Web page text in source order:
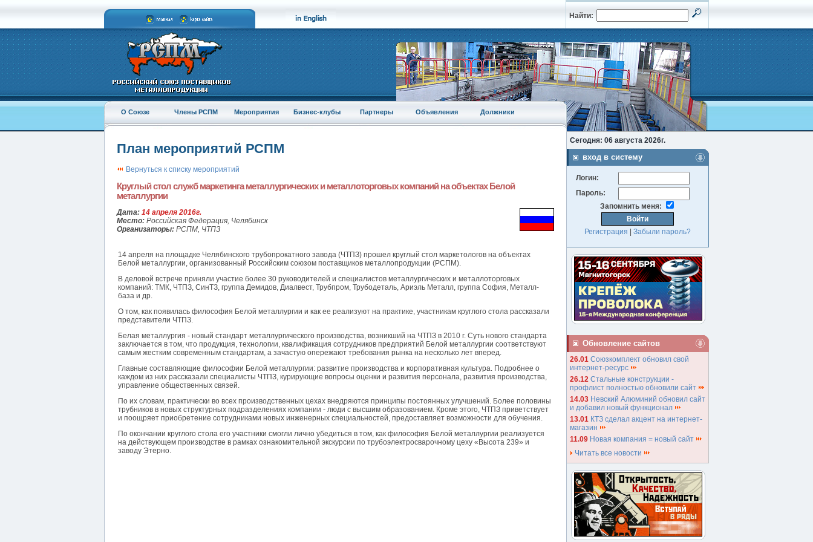
Найти:
О Союзе Члены РСПМ Мероприятия Бизнес-клубы Партнеры Объявления Должники
План мероприятий РСПМ
Вернуться к списку мероприятий
Круглый стол служб маркетинга металлургических и металлоторговых компаний на объектах Белой
металлургии
Дата: 14 апреля 2016г.
Место: Российская Федерация, Челябинск
Организаторы: РСПМ, ЧТПЗ
14 апреля на площадке Челябинского трубопрокатного завода (ЧТПЗ) прошел круглый стол маркетологов на объектах
Белой металлургии, организованный Российским союзом поставщиков металлопродукции (РСПМ).
В деловой встрече приняли участие более 30 руководителей и специалистов металлургических и металлоторговых
компаний: ТМК, ЧТПЗ, СинТЗ, группа Демидов, Диалвест, Трубпром, Трубодеталь, Ариэль Металл, группа София, Металл-
база и др.
О том, как появилась философия Белой металлургии и как ее реализуют на практике, участникам круглого стола рассказали
представители ЧТПЗ.
Белая металлургия - новый стандарт металлургического производства, возникший на ЧТПЗ в 2010 г. Суть нового стандарта
заключается в том, что продукция, технологии, квалификация сотрудников предприятий Белой металлургии соответствуют
самым жестким современным стандартам, а зачастую опережают требования рынка на несколько лет вперед.
Главные составляющие философии Белой металлургии: развитие производства и корпоративная культура. Подробнее о
каждом из них рассказали специалисты ЧТПЗ, курирующие вопросы оценки и развития персонала, развития производства,
управление общественных связей.
По их словам, практически во всех производственных цехах внедряются принципы постоянных улучшений. Более половины
трубников в новых структурных подразделениях компании - люди с высшим образованием. Кроме этого, ЧТПЗ приветствует
и поощряет приобретение сотрудниками новых инженерных специальностей, предоставляет возможности для обучения.
По окончании круглого стола его участники смогли лично убедиться в том, как философия Белой металлургии реализуется
на действующем производстве в рамках ознакомительной экскурсии по трубоэлектросварочному цеху «Высота 239» и
заводу Этерно.
Сегодня: 06 августа 2026г.
вход в систему
Логин:
Пароль:
Запомнить меня:
Регистрация Забыли пароль?
Обновление сайтов
26.01 Союзкомплект обновил свой
интернет-ресурс
26.12 Стальные конструкции -
профлист полностью обновили сайт
14.03 Невский Алюминий обновил сайт
и добавил новый функционал
13.01 КТЗ сделал акцент на интернет-
магазин
11.09 Новая компания = новый сайт
Читать все новости